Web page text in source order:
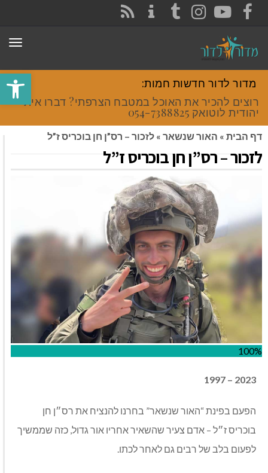
פתח
FACEBOOK
YOUTUBE
INSTAGRAM
TUMBLR
מדור לדור חדשות חמות:
רוצים להכיר את האוכל במטבח הצרפתי? דברו איתי
יהודית לוטואק 054-7388825.
דף הבית » האור שנשאר » לזכור – רס”ן חן בוכריס ז”ל
לזכור – רס”ן חן בוכריס ז”ל
100%
1997‭ – ‬2023
הפעם בפינת “האור שנשאר” בחרנו להנציח את רס״ן חן
בוכריס ז״ל – אדם צעיר שהשאיר אחריו אור גדול, כזה שממשיך
לפעום בלב של רבים גם לאחר לכתו.